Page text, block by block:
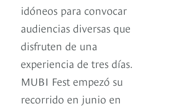
idóneos para convocar
audiencias diversas que
disfruten de una
experiencia de tres días.
MUBI Fest empezó su
recorrido en junio en